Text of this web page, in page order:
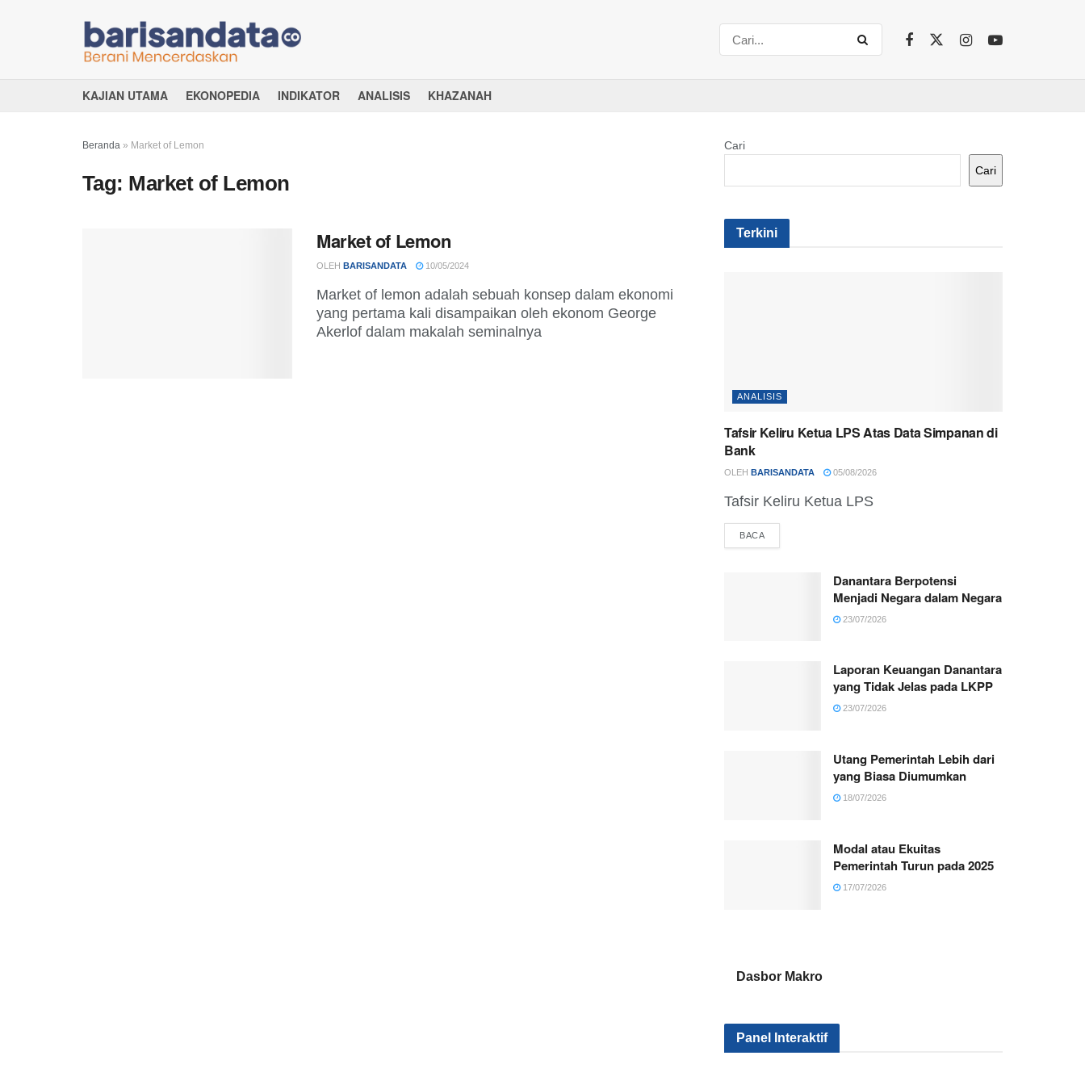
KAJIAN UTAMA EKONOPEDIA INDIKATOR ANALISIS KHAZANAH
Beranda » Market of Lemon
Tag: Market of Lemon
Market of Lemon
OLEH BARISANDATA 10/05/2024
Market of lemon adalah sebuah konsep dalam ekonomi
yang pertama kali disampaikan oleh ekonom George
Akerlof dalam makalah seminalnya
Cari
Cari
Terkini
ANALISIS
Tafsir Keliru Ketua LPS Atas Data Simpanan di
Bank
OLEH BARISANDATA 05/08/2026
Tafsir Keliru Ketua LPS
BACADETAILS
Danantara Berpotensi
Menjadi Negara dalam Negara
23/07/2026
Laporan Keuangan Danantara
yang Tidak Jelas pada LKPP
23/07/2026
Utang Pemerintah Lebih dari
yang Biasa Diumumkan
18/07/2026
Modal atau Ekuitas
Pemerintah Turun pada 2025
17/07/2026
Dasbor Makro
Panel Interaktif
Kenapa Sektor